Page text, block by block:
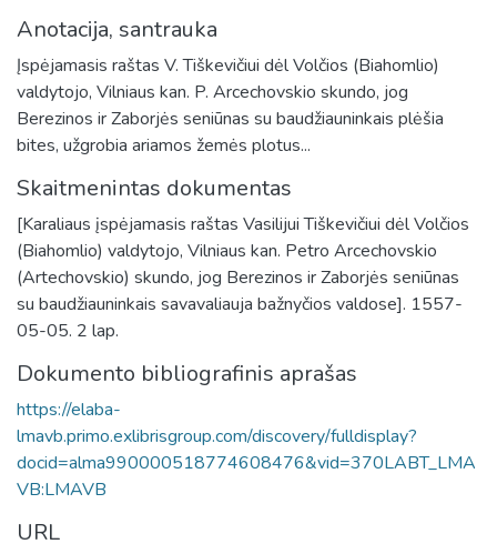
Anotacija, santrauka
Įspėjamasis raštas V. Tiškevičiui dėl Volčios (Biahomlio)
valdytojo, Vilniaus kan. P. Arcechovskio skundo, jog
Berezinos ir Zaborjės seniūnas su baudžiauninkais plėšia
bites, užgrobia ariamos žemės plotus...
Skaitmenintas dokumentas
[Karaliaus įspėjamasis raštas Vasilijui Tiškevičiui dėl Volčios
(Biahomlio) valdytojo, Vilniaus kan. Petro Arcechovskio
(Artechovskio) skundo, jog Berezinos ir Zaborjės seniūnas
su baudžiauninkais savavaliauja bažnyčios valdose]. 1557-
05-05. 2 lap.
Dokumento bibliografinis aprašas
https://elaba-
lmavb.primo.exlibrisgroup.com/discovery/fulldisplay?
docid=alma990000518774608476&vid=370LABT_LMA
VB:LMAVB
URL